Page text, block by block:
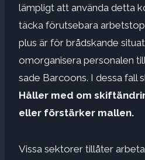
lämpligt att använda detta
täcka förutsebara
plus är för brådskande
omorganisera personalen
sade Barcoons. I dessa fall
Håller med om
eller förstärker mallen.
Vissa sektorer tillåter